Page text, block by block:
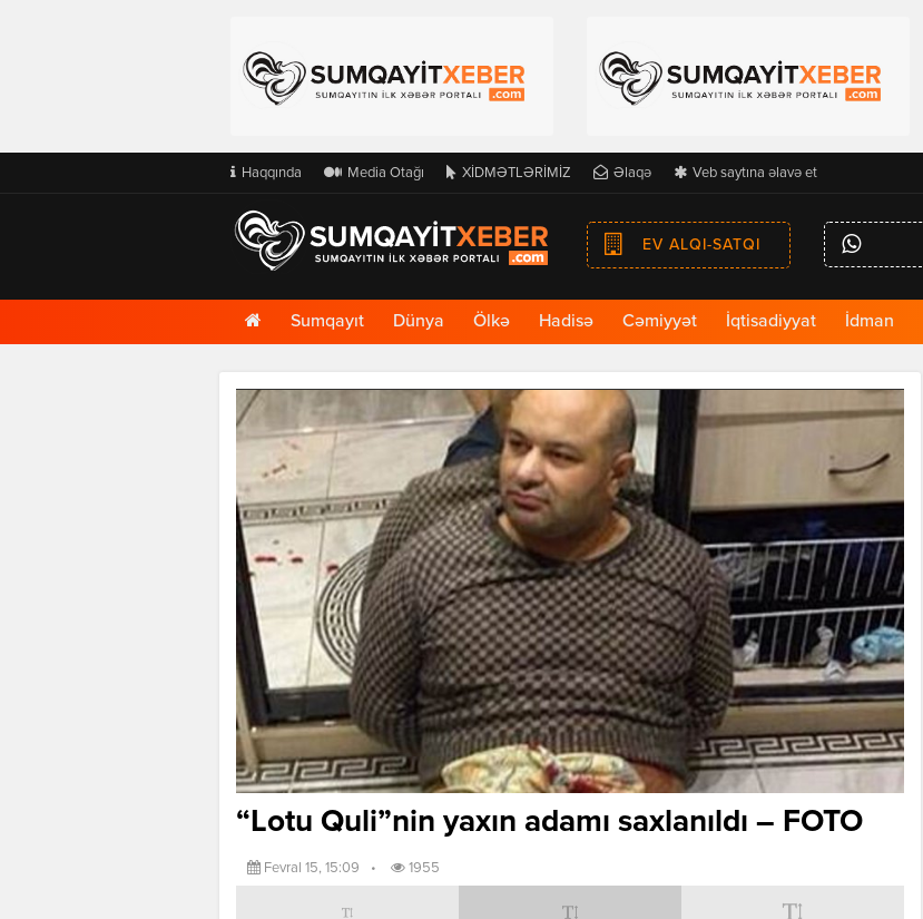
Haqqında Media Otağı XİDMƏTLƏRİMİZ Əlaqə Veb saytına əlavə et
EV ALQI-SATQI
Ana
Səhifə
Sumqayıt Dünya Ölkə Hadisə Cəmiyyət İqtisadiyyat İdman
“Lotu Quli”nin yaxın adamı saxlanıldı – FOTO
Fevral 15, 15:09 • 1955